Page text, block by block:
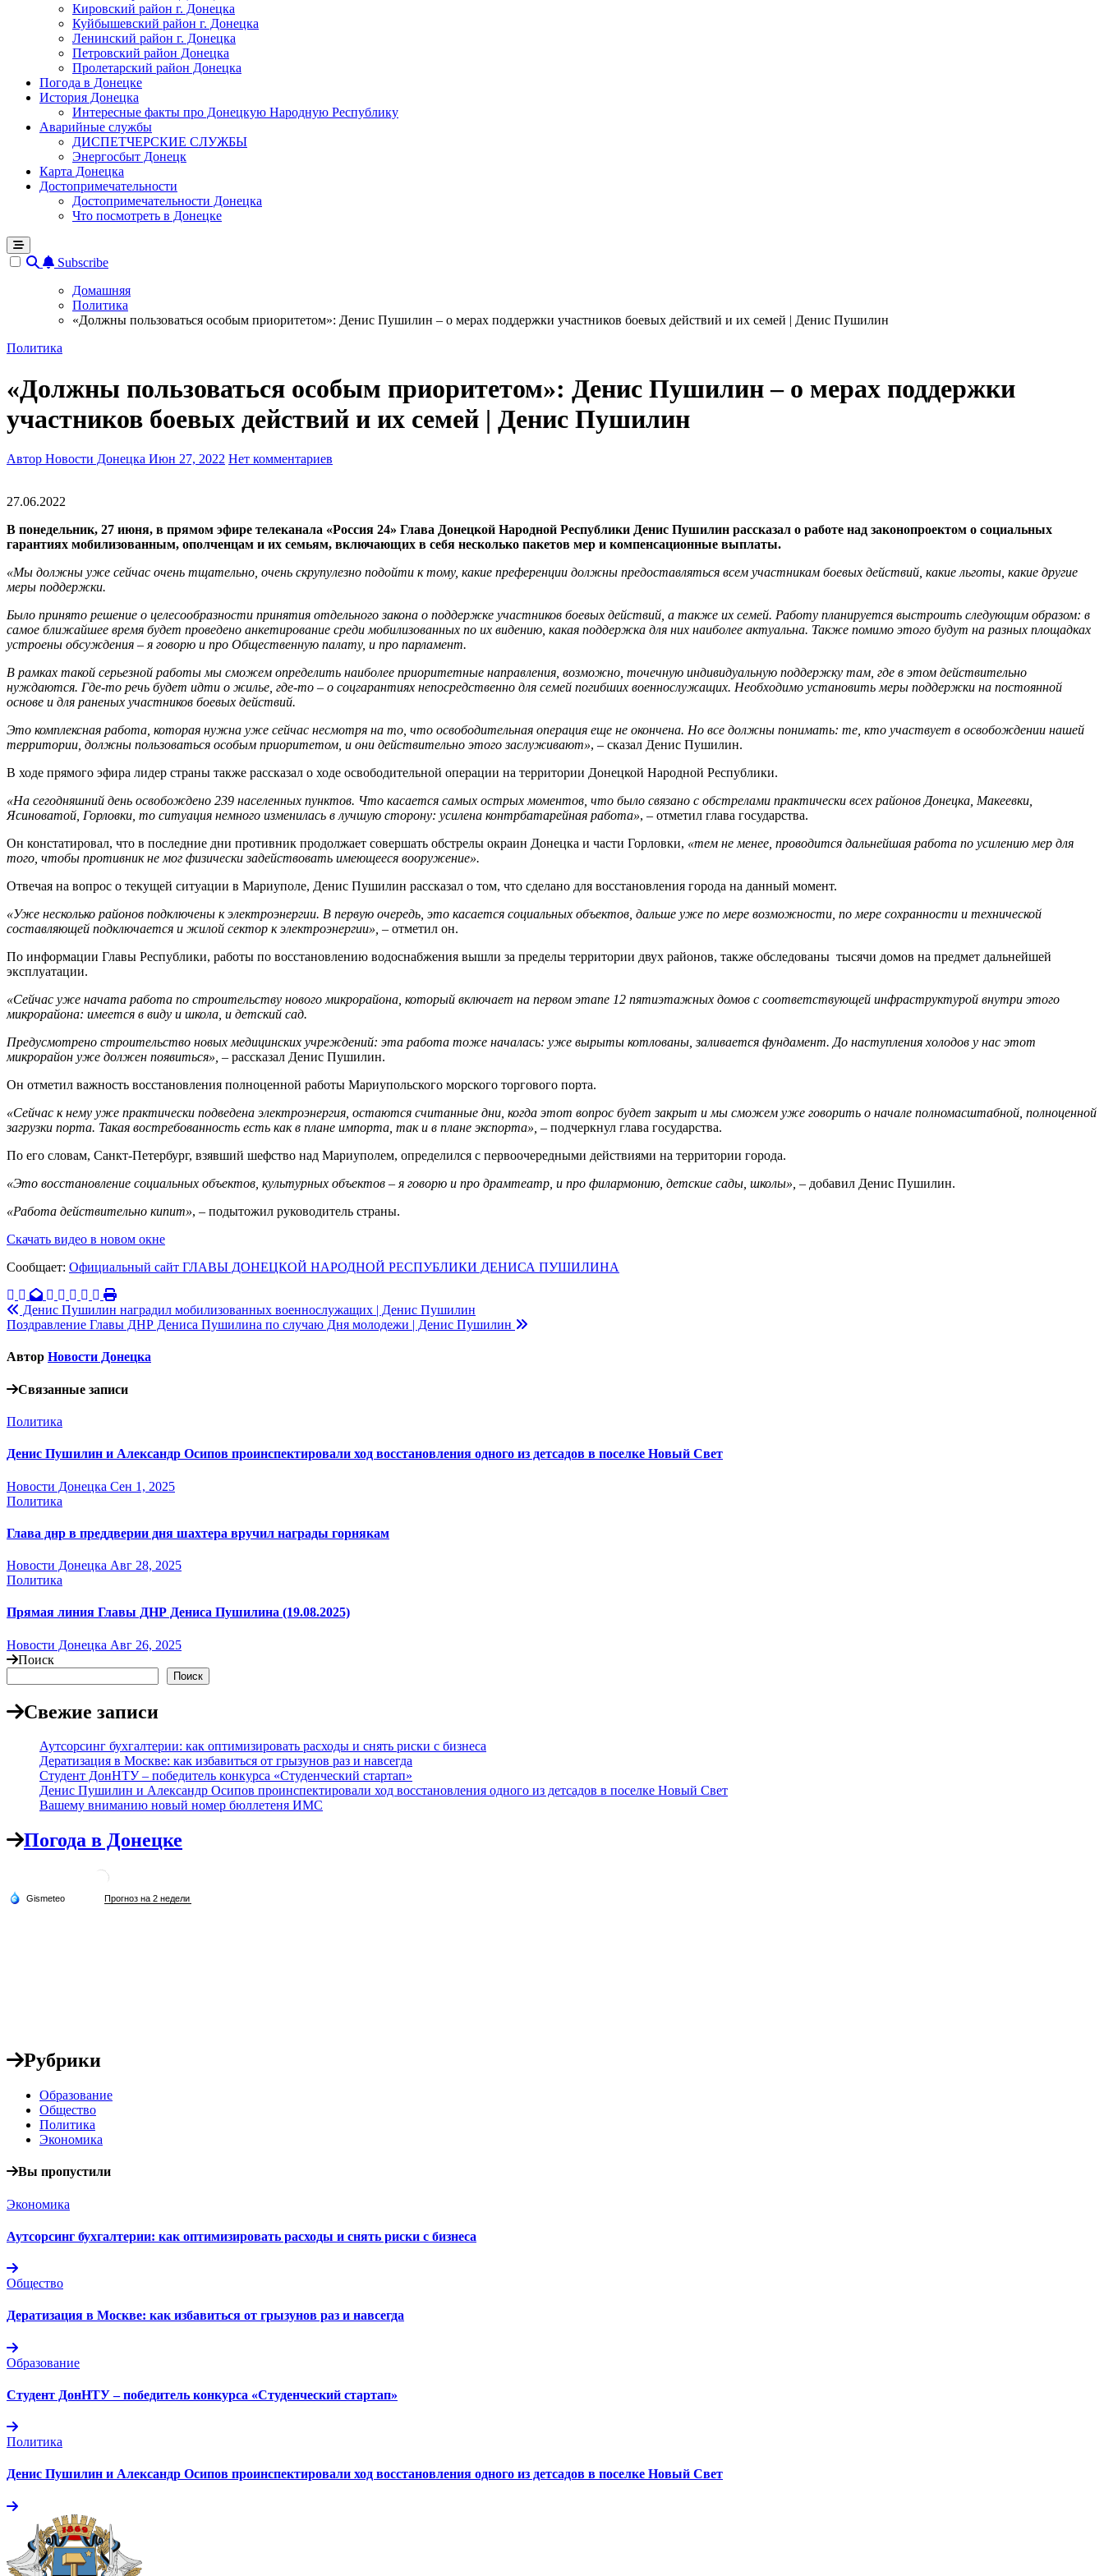
Кировский район г. Донецка
Куйбышевский район г. Донецка
Ленинский район г. Донецка
Петровский район Донецка
Пролетарский район Донецка
Погода в Донецке
История Донецка
Интересные факты про Донецкую Народную Республику
Аварийные службы
ДИСПЕТЧЕРСКИЕ СЛУЖБЫ
Энергосбыт Донецк
Карта Донецка
Достопримечательности
Достопримечательности Донецка
Что посмотреть в Донецке
Subscribe
Домашняя
Политика
«Должны пользоваться особым приоритетом»: Денис Пушилин – о мерах поддержки участников боевых действий и их семей | Денис Пушилин
Политика
«Должны пользоваться особым приоритетом»: Денис Пушилин – о мерах поддержки
участников боевых действий и их семей | Денис Пушилин
Автор Новости Донецка Июн 27, 2022 Нет комментариев
27.06.2022
В понедельник, 27 июня, в прямом эфире телеканала «Россия 24» Глава Донецкой Народной Республики Денис Пушилин рассказал о работе над законопроектом о социальных
гарантиях мобилизованным, ополченцам и их семьям, включающих в себя несколько пакетов мер и компенсационные выплаты.
«Мы должны уже сейчас очень тщательно, очень скрупулезно подойти к тому, какие преференции должны предоставляться всем участникам боевых действий, какие льготы, какие другие
меры поддержки.
Было принято решение о целесообразности принятия отдельного закона о поддержке участников боевых действий, а также их семей. Работу планируется выстроить следующим образом: в
самое ближайшее время будет проведено анкетирование среди мобилизованных по их видению, какая поддержка для них наиболее актуальна. Также помимо этого будут на разных площадках
устроены обсуждения – я говорю и про Общественную палату, и про парламент.
В рамках такой серьезной работы мы сможем определить наиболее приоритетные направления, возможно, точечную индивидуальную поддержку там, где в этом действительно
нуждаются. Где-то речь будет идти о жилье, где-то – о соцгарантиях непосредственно для семей погибших военнослужащих. Необходимо установить меры поддержки на постоянной
основе и для раненых участников боевых действий.
Это комплексная работа, которая нужна уже сейчас несмотря на то, что освободительная операция еще не окончена. Но все должны понимать: те, кто участвует в освобождении нашей
территории, должны пользоваться особым приоритетом, и они действительно этого заслуживают», – сказал Денис Пушилин.
В ходе прямого эфира лидер страны также рассказал о ходе освободительной операции на территории Донецкой Народной Республики.
«На сегодняшний день освобождено 239 населенных пунктов. Что касается самых острых моментов, что было связано с обстрелами практически всех районов Донецка, Макеевки,
Ясиноватой, Горловки, то ситуация немного изменилась в лучшую сторону: усилена контрбатарейная работа», – отметил глава государства.
Он констатировал, что в последние дни противник продолжает совершать обстрелы окраин Донецка и части Горловки, «тем не менее, проводится дальнейшая работа по усилению мер для
того, чтобы противник не мог физически задействовать имеющееся вооружение».
Отвечая на вопрос о текущей ситуации в Мариуполе, Денис Пушилин рассказал о том, что сделано для восстановления города на данный момент.
«Уже несколько районов подключены к электроэнергии. В первую очередь, это касается социальных объектов, дальше уже по мере возможности, по мере сохранности и технической
составляющей подключается и жилой сектор к электроэнергии», – отметил он.
По информации Главы Республики, работы по восстановлению водоснабжения вышли за пределы территории двух районов, также обследованы тысячи домов на предмет дальнейшей
эксплуатации.
«Сейчас уже начата работа по строительству нового микрорайона, который включает на первом этапе 12 пятиэтажных домов с соответствующей инфраструктурой внутри этого
микрорайона: имеется в виду и школа, и детский сад.
Предусмотрено строительство новых медицинских учреждений: эта работа тоже началась: уже вырыты котлованы, заливается фундамент. До наступления холодов у нас этот
микрорайон уже должен появиться», – рассказал Денис Пушилин.
Он отметил важность восстановления полноценной работы Мариупольского морского торгового порта.
«Сейчас к нему уже практически подведена электроэнергия, остаются считанные дни, когда этот вопрос будет закрыт и мы сможем уже говорить о начале полномасштабной, полноценной
загрузки порта. Такая востребованность есть как в плане импорта, так и в плане экспорта», – подчеркнул глава государства.
По его словам, Санкт-Петербург, взявший шефство над Мариуполем, определился с первоочередными действиями на территории города.
«Это восстановление социальных объектов, культурных объектов – я говорю и про драмтеатр, и про филармонию, детские сады, школы», – добавил Денис Пушилин.
«Работа действительно кипит», – подытожил руководитель страны.
Скачать видео в новом окне
Сообщает: Официальный сайт ГЛАВЫ ДОНЕЦКОЙ НАРОДНОЙ РЕСПУБЛИКИ ДЕНИСА ПУШИЛИНА
Навигация
по
записям
Денис Пушилин наградил мобилизованных военнослужащих | Денис Пушилин
Поздравление Главы ДНР Дениса Пушилина по случаю Дня молодежи | Денис Пушилин
Автор Новости Донецка
Связанные записи
Политика
Денис Пушилин и Александр Осипов проинспектировали ход восстановления одного из детсадов в поселке Новый Свет
Новости Донецка Сен 1, 2025
Политика
Глава днр в преддверии дня шахтера вручил награды горнякам
Новости Донецка Авг 28, 2025
Политика
Прямая линия Главы ДНР Дениса Пушилина (19.08.2025)
Новости Донецка Авг 26, 2025
Поиск
Поиск
Свежие записи
Аутсорсинг бухгалтерии: как оптимизировать расходы и снять риски с бизнеса
Дератизация в Москве: как избавиться от грызунов раз и навсегда
Студент ДонНТУ – победитель конкурса «Студенческий стартап»
Денис Пушилин и Александр Осипов проинспектировали ход восстановления одного из детсадов в поселке Новый Свет
Вашему вниманию новый номер бюллетеня ИМС
Погода в Донецке
Рубрики
Образование
Общество
Политика
Экономика
Вы пропустили
Экономика
Аутсорсинг бухгалтерии: как оптимизировать расходы и снять риски с бизнеса
Общество
Дератизация в Москве: как избавиться от грызунов раз и навсегда
Образование
Студент ДонНТУ – победитель конкурса «Студенческий стартап»
Политика
Денис Пушилин и Александр Осипов проинспектировали ход восстановления одного из детсадов в поселке Новый Свет